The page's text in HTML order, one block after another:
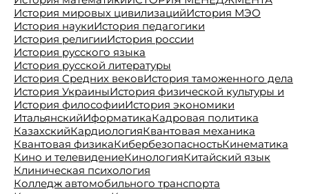
История мировых цивилизацийИстория МЭО
История наукиИстория педагогики
История религииИстория россии
История русского языка
История русской литературы
История Средних вековИстория таможенного дела
История УкраиныИстория физической культуры и
История философииИстория экономики
ИтальянскийИформатикаКадровая политика
КазахскийКардиологияКвантовая механика
Квантовая физикаКибербезопасностьКинематика
Кино и телевидениеКинологияКитайский язык
Клиническая психология
Колледж автомобильного транспорта